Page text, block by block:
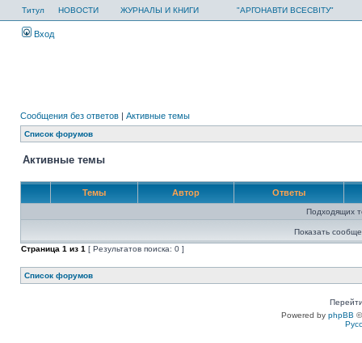
Титул НОВОСТИ ЖУРНАЛЫ И КНИГИ "АРГОНАВТИ ВСЕСВІТУ"
Вход
Сообщения без ответов | Активные темы
Список форумов
Активные темы
Темы Автор Ответы
Подходящих
Показать
Страница 1 из 1 [ Результатов поиска: 0 ]
Список форумов
Powered by phpBB